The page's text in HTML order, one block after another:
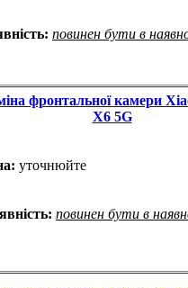
повинен бути в
фронтальної камери
X6 5G
уточнюйте
повинен бути в